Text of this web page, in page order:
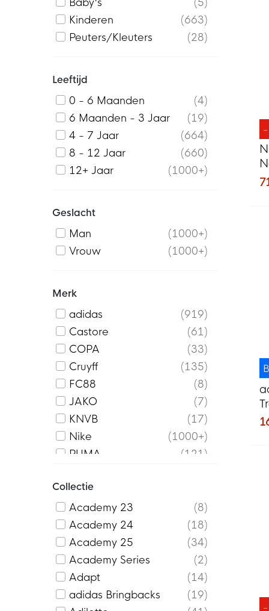
Kinderen
663
Peuters/Kleuters
28
Leeftijd
0 - 6 Maanden
4
6 Maanden - 3 Jaar
19
4 - 7 Jaar
664
8 - 12 Jaar
660
12+ Jaar
1000+
Geslacht
Man
1000+
Vrouw
1000+
Merk
adidas
919
Castore
61
COPA
33
Cruyff
135
FC88
8
JAKO
7
KNVB
17
Nike
1000+
PUMA
121
Touzani
Under Armour
245
Voetbalshop
53
Collectie
Academy 23
8
Academy 24
18
Academy 25
34
Academy Series
2
Adapt
14
adidas Bringbacks
19